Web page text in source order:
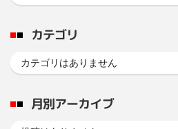
カテゴリ
カテゴリはありません
月別アーカイブ